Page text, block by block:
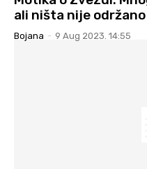
ali ništa nije održano
Bojana - 9 Aug 2023. 14:55